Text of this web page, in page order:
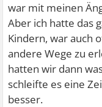
war mit meinen
Aber ich hatte das
Kindern, war auch
andere Wege zu
hatten wir dann
schleifte es eine
besser.